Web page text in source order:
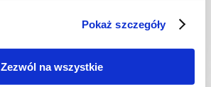
Pokaż szczegóły
Zezwól na wszystkie
5 min. 350 kcal